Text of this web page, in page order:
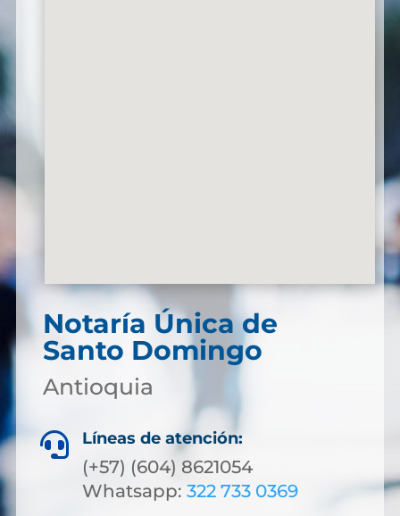
Notaría Única de
Santo Domingo
Antioquia
 Líneas de atención:
(+57) (604) 8621054
Whatsapp: 322 733 0369